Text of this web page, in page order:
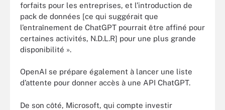
forfaits pour les entreprises, et l’introduction de
pack de données [ce qui suggérait que
l’entraînement de ChatGPT pourrait être affiné pour
certaines activités, N.D.L.R] pour une plus grande
disponibilité ».
OpenAI se prépare également à lancer une liste
d’attente pour donner accès à une API ChatGPT.
De son côté, Microsoft, qui compte investir